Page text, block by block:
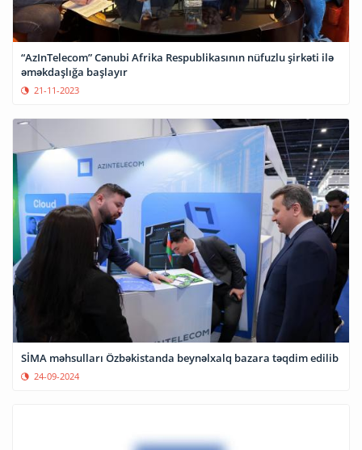
“AzInTelecom” Cənubi Afrika Respublikasının nüfuzlu şirkəti ilə
əməkdaşlığa başlayır
21-11-2023
SİMA məhsulları Özbəkistanda beynəlxalq bazara təqdim edilib
24-09-2024